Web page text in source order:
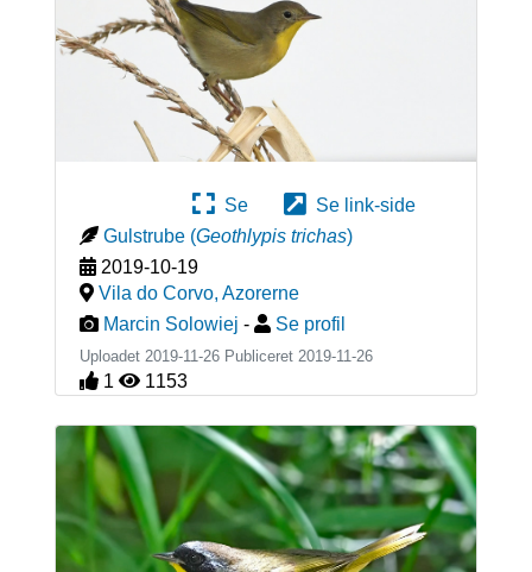
Se
Se link-side
Gulstrube (Geothlypis trichas)
2019-10-19
Vila do Corvo, Azorerne
Marcin Solowiej - Se profil
Uploadet 2019-11-26 Publiceret 2019-11-26
1 1153